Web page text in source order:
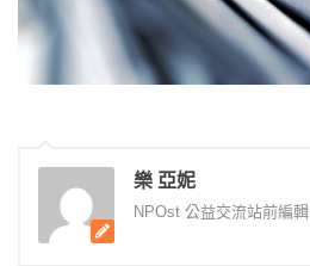
樂 亞妮
NPOst 公益交流站前編輯